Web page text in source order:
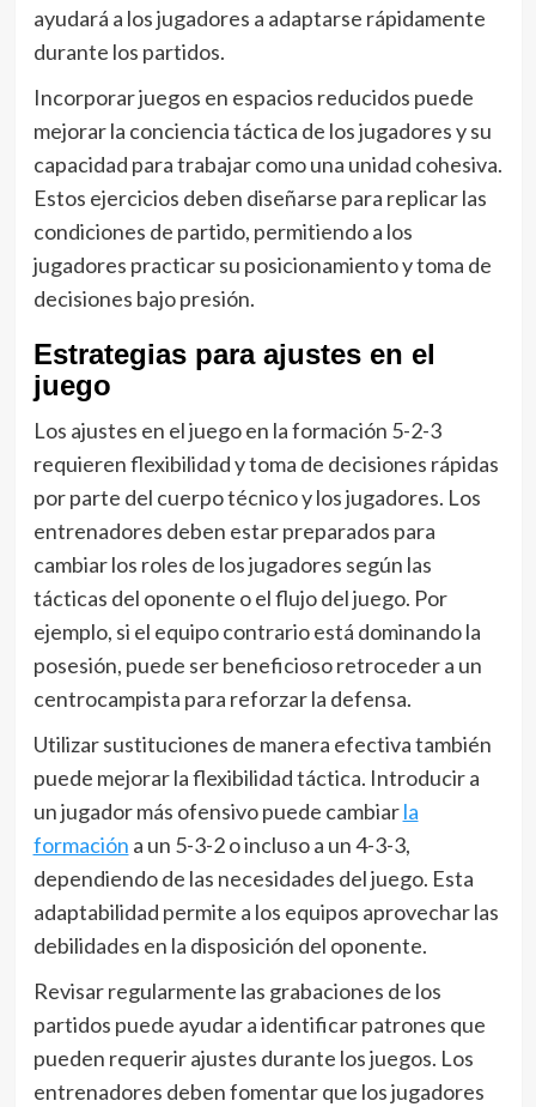
ayudará a los jugadores a adaptarse rápidamente
durante los partidos.
Incorporar juegos en espacios reducidos puede
mejorar la conciencia táctica de los jugadores y su
capacidad para trabajar como una unidad cohesiva.
Estos ejercicios deben diseñarse para replicar las
condiciones de partido, permitiendo a los
jugadores practicar su posicionamiento y toma de
decisiones bajo presión.
Estrategias para ajustes en el
juego
Los ajustes en el juego en la formación 5-2-3
requieren flexibilidad y toma de decisiones rápidas
por parte del cuerpo técnico y los jugadores. Los
entrenadores deben estar preparados para
cambiar los roles de los jugadores según las
tácticas del oponente o el flujo del juego. Por
ejemplo, si el equipo contrario está dominando la
posesión, puede ser beneficioso retroceder a un
centrocampista para reforzar la defensa.
Utilizar sustituciones de manera efectiva también
puede mejorar la flexibilidad táctica. Introducir a
un jugador más ofensivo puede cambiarla
formación a un 5-3-2 o incluso a un 4-3-3,
dependiendo de las necesidades del juego. Esta
adaptabilidad permite a los equipos aprovechar las
debilidades en la disposición del oponente.
Revisar regularmente las grabaciones de los
partidos puede ayudar a identificar patrones que
pueden requerir ajustes durante los juegos. Los
entrenadores deben fomentar que los jugadores